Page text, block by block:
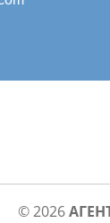
© 2026